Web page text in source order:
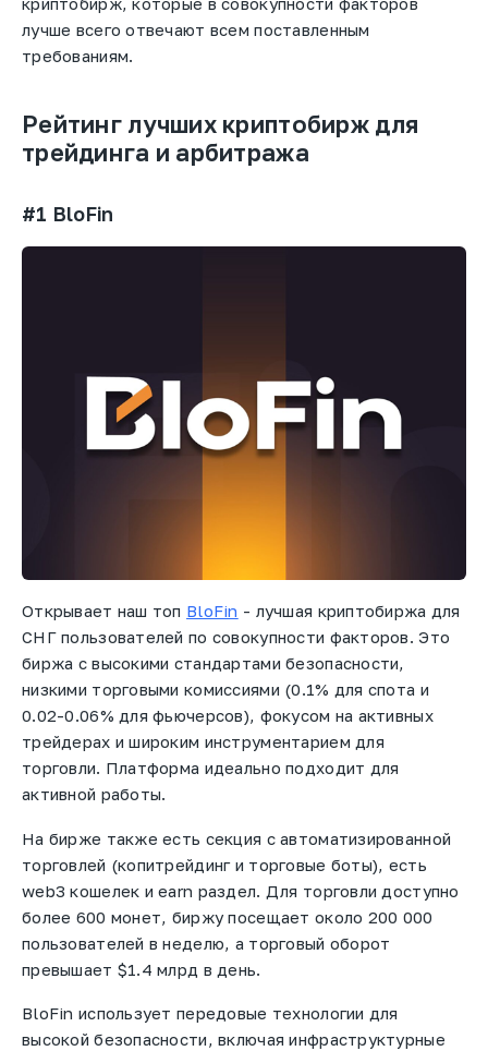
лучше всего отвечают всем поставленным
требованиям.
Рейтинг лучших криптобирж для
трейдинга и арбитража
#1 BloFin
Открывает наш топ BloFin - лучшая криптобиржа для
СНГ пользователей по совокупности факторов. Это
биржа с высокими стандартами безопасности,
низкими торговыми комиссиями (0.1% для спота и
0.02-0.06% для фьючерсов), фокусом на активных
трейдерах и широким инструментарием для
торговли. Платформа идеально подходит для
активной работы.
На бирже также есть секция с автоматизированной
торговлей (копитрейдинг и торговые боты), есть
web3 кошелек и earn раздел. Для торговли доступно
более 600 монет, биржу посещает около 200 000
пользователей в неделю, а торговый оборот
превышает $1.4 млрд в день.
BloFin использует передовые технологии для
высокой безопасности, включая инфраструктурные